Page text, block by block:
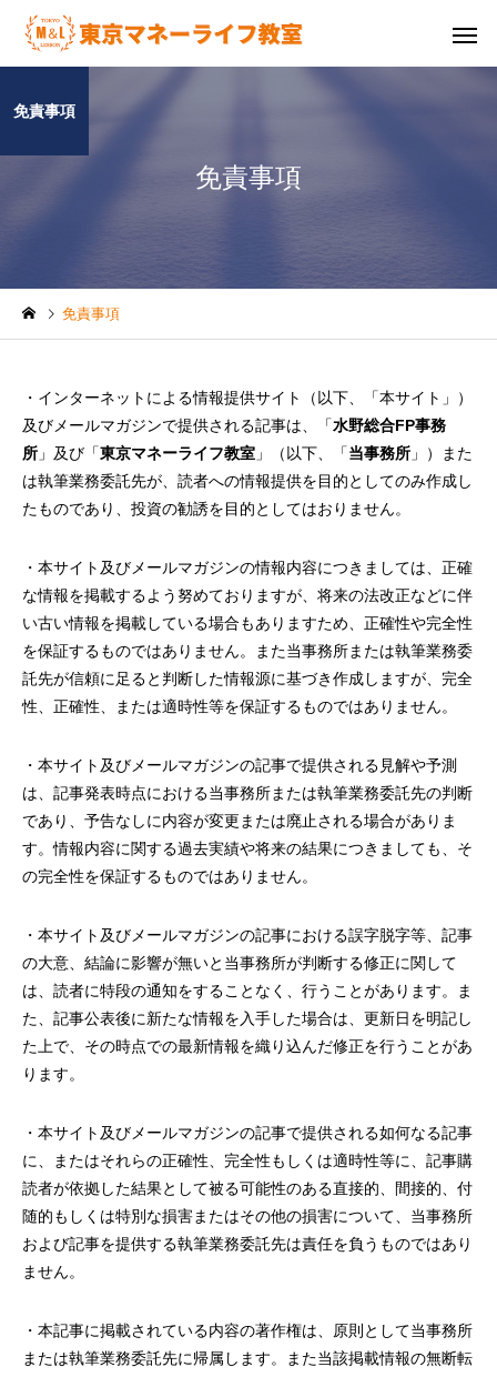
免責事項
免責事項
免責事項
・インターネットによる情報提供サイト（以下、「本サイト」）
及びメールマガジンで提供される記事は、「水野総合FP事務
所 」及び「東京マネーライフ教室 」（以下、「当事務所 」）また
は執筆業務委託先が、読者への情報提供を目的としてのみ作成し
たものであり、投資の勧誘を目的としてはおりません。
・本サイト及びメールマガジンの情報内容につきましては、正確
な情報を掲載するよう努めておりますが、将来の法改正などに伴
い古い情報を掲載している場合もありますため、正確性や完全性
を保証するものではありません。また当事務所または執筆業務委
託先が信頼に足ると判断した情報源に基づき作成しますが、完全
性、正確性、または適時性等を保証するものではありません。
・本サイト及びメールマガジンの記事で提供される見解や予測
は、記事発表時点における当事務所または執筆業務委託先の判断
であり、予告なしに内容が変更または廃止される場合がありま
す。情報内容に関する過去実績や将来の結果につきましても、そ
の完全性を保証するものではありません。
・本サイト及びメールマガジンの記事における誤字脱字等、記事
の大意、結論に影響が無いと当事務所が判断する修正に関して
は、読者に特段の通知をすることなく、行うことがあります。ま
た、記事公表後に新たな情報を入手した場合は、更新日を明記し
た上で、その時点での最新情報を織り込んだ修正を行うことがあ
ります。
・本サイト及びメールマガジンの記事で提供される如何なる記事
に、またはそれらの正確性、完全性もしくは適時性等に、記事購
読者が依拠した結果として被る可能性のある直接的、間接的、付
随的もしくは特別な損害またはその他の損害について、当事務所
および記事を提供する執筆業務委託先は責任を負うものではあり
ません。
・本記事に掲載されている内容の著作権は、原則として当事務所
または執筆業務委託先に帰属します。また当該掲載情報の無断転